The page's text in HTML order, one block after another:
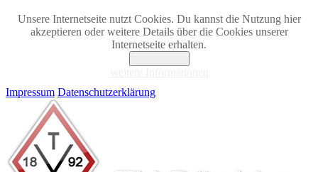
Unsere Internetseite nutzt Cookies. Du kannst die Nutzung hier
akzeptieren oder weitere Details über die Cookies unserer
Internetseite erhalten.
Impressum Datenschutzerklärung